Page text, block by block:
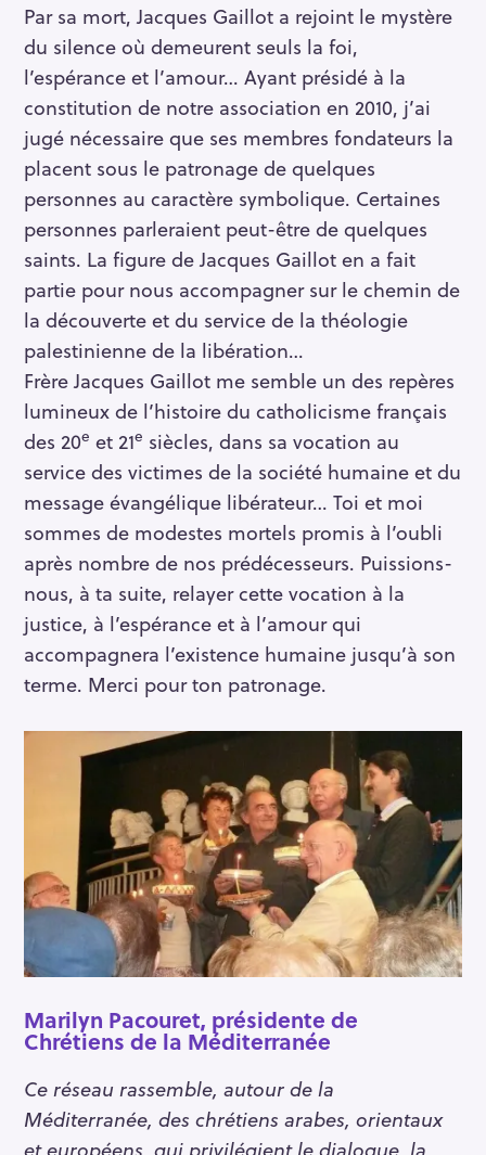
Par sa mort, Jacques Gaillot a rejoint le mystère
du silence où demeurent seuls la foi,
l’espérance et l’amour… Ayant présidé à la
constitution de notre association en 2010, j’ai
jugé nécessaire que ses membres fondateurs la
placent sous le patronage de quelques
personnes au caractère symbolique. Certaines
personnes parleraient peut-être de quelques
saints. La figure de Jacques Gaillot en a fait
partie pour nous accompagner sur le chemin de
la découverte et du service de la théologie
palestinienne de la libération…
Frère Jacques Gaillot me semble un des repères
lumineux de l’histoire du catholicisme français
des 20e et 21e siècles, dans sa vocation au
service des victimes de la société humaine et du
message évangélique libérateur… Toi et moi
sommes de modestes mortels promis à l’oubli
après nombre de nos prédécesseurs. Puissions-
nous, à ta suite, relayer cette vocation à la
justice, à l’espérance et à l’amour qui
accompagnera l’existence humaine jusqu’à son
terme. Merci pour ton patronage.
Marilyn Pacouret, présidente de
Chrétiens de la Méditerranée
Ce réseau rassemble, autour de la
Méditerranée, des chrétiens arabes, orientaux
et européens, qui privilégient le dialogue, la